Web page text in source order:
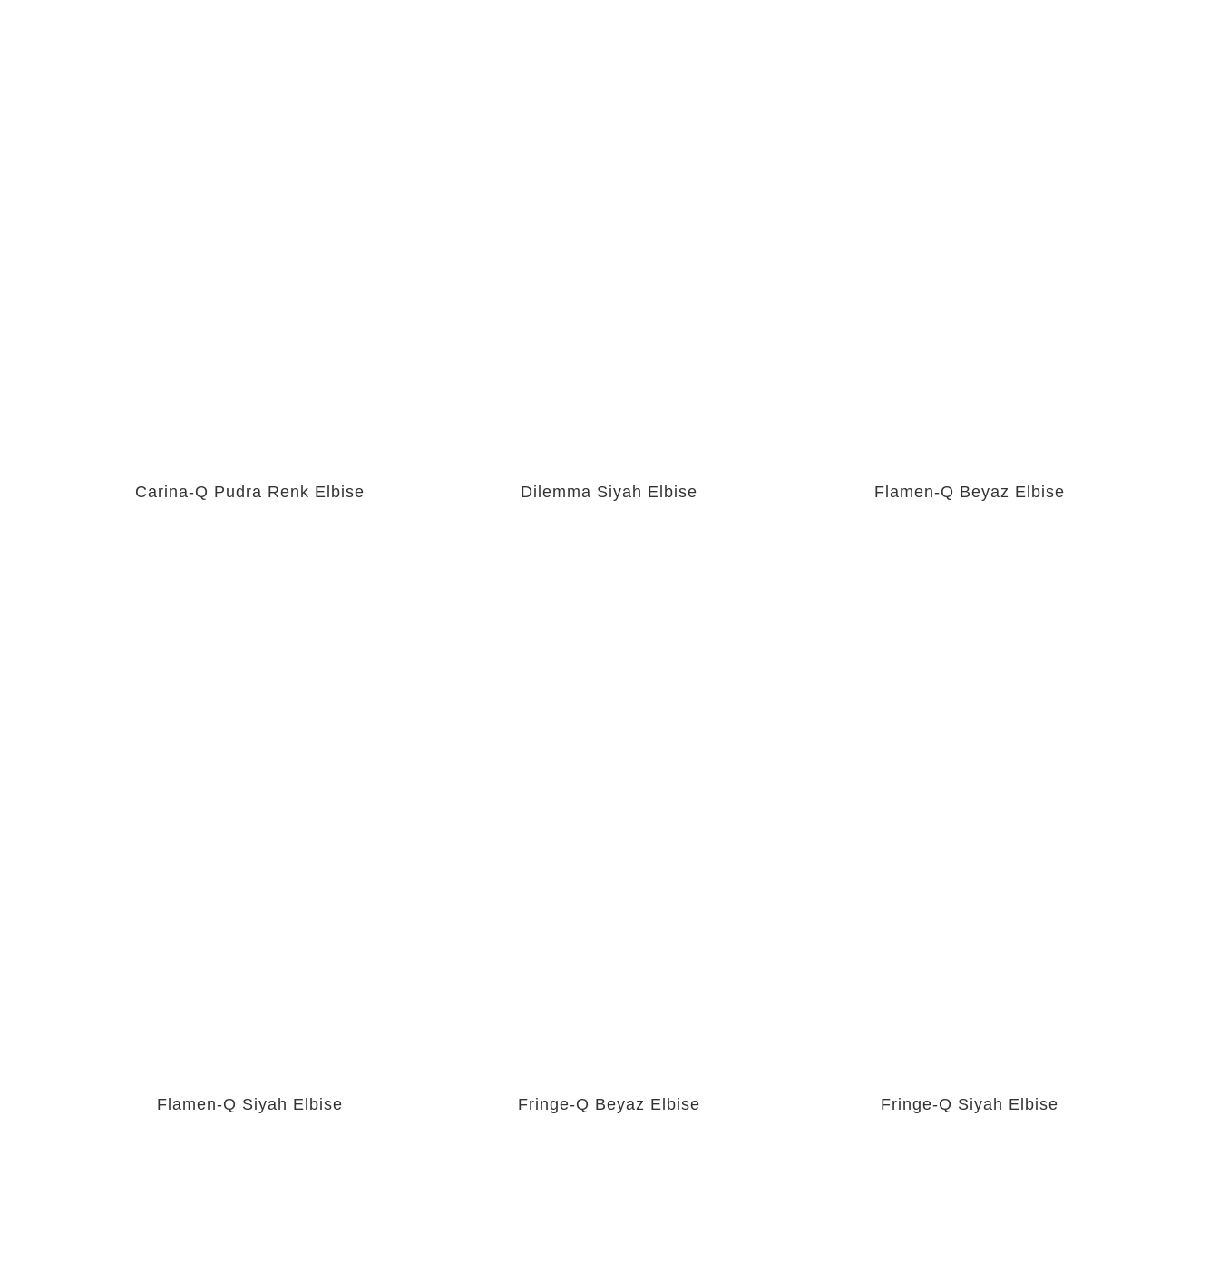
Carina-Q Pudra Renk Elbise Dilemma Siyah Elbise Flamen-Q Beyaz Elbise
Flamen-Q Siyah Elbise Fringe-Q Beyaz Elbise Fringe-Q Siyah Elbise